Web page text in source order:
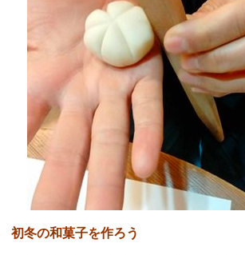
初冬の和菓子を作ろう